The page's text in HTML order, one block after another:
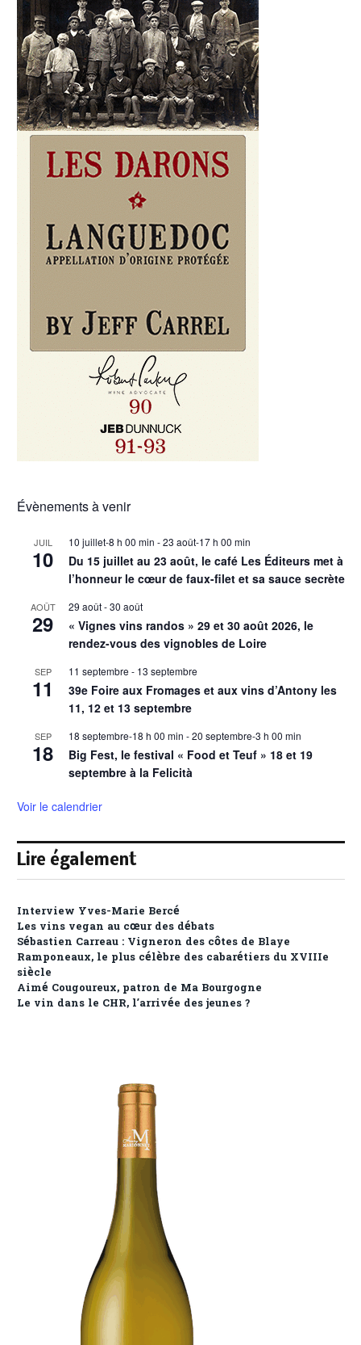
Évènements à venir
JUIL
10
10 juillet-8 h 00 min -23 août-17 h 00 min
Du 15 juillet au 23 août, le café Les Éditeurs met à
l’honneur le cœur de faux-filet et sa sauce secrète
AOÛT
29
29 août-30 août
« Vignes vins randos » 29 et 30 août 2026, le
rendez-vous des vignobles de Loire
SEP
11
11 septembre - 13 septembre
39e Foire aux Fromages et aux vins d’Antony les
11, 12 et 13 septembre
SEP
18
18 septembre-18 h 00 min -20 septembre-3 h 00 min
Big Fest, le festival « Food et Teuf » 18 et 19
septembre à la Felicità
Voir le calendrier
Lire également
Interview Yves-Marie Bercé
Les vins vegan au cœur des débats
Sébastien Carreau : Vigneron des côtes de Blaye
Ramponeaux, le plus célèbre des cabarétiers du XVIIIe
siècle
Aimé Cougoureux, patron de Ma Bourgogne
Le vin dans le CHR, l’arrivée des jeunes ?